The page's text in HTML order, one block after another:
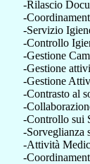
-Rilascio
-
-Servizio
-Controllo
-Gestione
-Gestione
-Gestione
-Contrasto al
-
-Controllo sui
-Sorveglianza
-Attività
-